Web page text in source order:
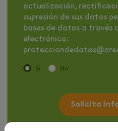
actualización,
supresión de sus datos
bases de datos a través
electrónico:
Si No
Solicita